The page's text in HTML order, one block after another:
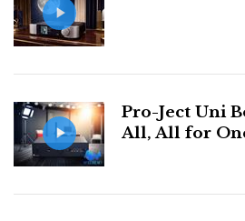
Pro-Ject Uni
All, All for